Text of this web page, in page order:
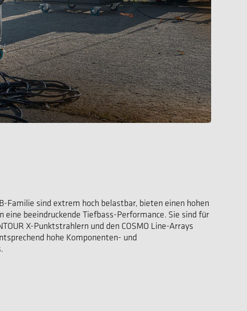
Familie sind extrem hoch belastbar, bieten einen hohen
eine beeindruckende Tiefbass-Performance. Sie sind für
X-Punktstrahlern und den COSMO Line-Arrays
hohe Komponenten- und